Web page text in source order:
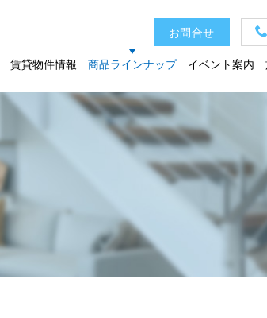
賃貸物件情報 商品ラインナップ イベント案内
お問合せ